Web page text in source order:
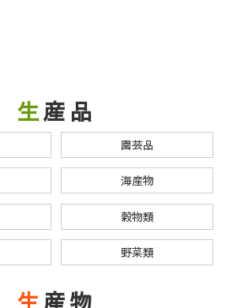
生産品
園芸品
海産物
穀物類
野菜類
生産物